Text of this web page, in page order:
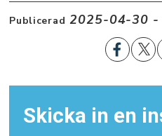
Publicerad 2025-04-30
Skicka in en